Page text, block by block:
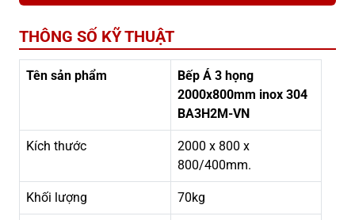
THÔNG SỐ KỸ THUẬT
Tên sản phẩm
Bếp Á 3 họng
2000x800mm inox 304
BA3H2M-VN
Kích thước
2000 x 800 x
800/400mm.
Khối lượng 70kg